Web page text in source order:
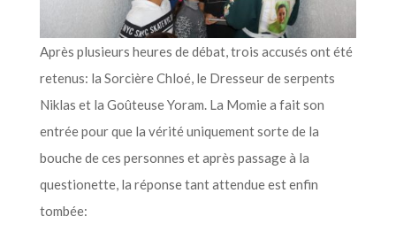
Après plusieurs heures de débat, trois accusés ont été
retenus: la Sorcière Chloé, le Dresseur de serpents
Niklas et la Goûteuse Yoram. La Momie a fait son
entrée pour que la vérité uniquement sorte de la
bouche de ces personnes et après passage à la
questionette, la réponse tant attendue est enfin
tombée: